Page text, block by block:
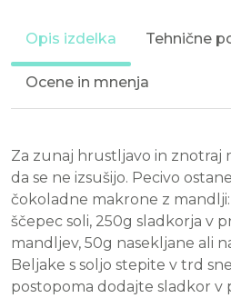
Opis izdelka Tehnične
Ocene in mnenja
Za zunaj hrustljavo in znotraj
da se ne izsušijo. Pecivo
čokoladne makrone z
ščepec soli, 250g sladkorja v
mandljev, 50g nasekljane ali
Beljake s soljo stepite v trd
postopoma dodajte sladkor v